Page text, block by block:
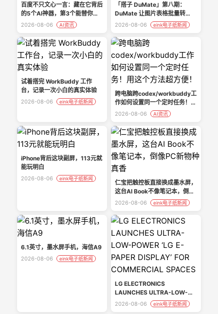
百度不只文心一言：藏在它背后
的5个AI神器，第3个能替你直
播
2026-08-06 AI资讯
「搭子 DuMate」第八期：
DuMate 让图片表格批量转
Excel 零门槛
2026-08-06 eink电子纸新闻
试着搭完 WorkBuddy 工作
台，记录一次小白的真实体验
2026-08-06 eink电子纸新闻
跨电脑跨codex/workbuddy工
作如何设置同一个定时任务！用
这个方法超方便！
2026-08-06 AI资讯
iPhone背后这块副屏，113元就
能玩明白
2026-08-06 eink电子纸新闻
仁宝把触控板直接换成墨水屏，
这台AI Book不像笔记本，倒像
PC新物种真香
2026-08-06 eink电子纸新闻
6.1英寸，墨水屏手机，海信A9
2026-08-06 eink电子纸新闻
LG ELECTRONICS
LAUNCHES ULTRA-LOW-
POWER ‘LG E-PAPER
DISPLAY’ FOR COMMERCIAL
2026-08-06 eink电子纸新闻